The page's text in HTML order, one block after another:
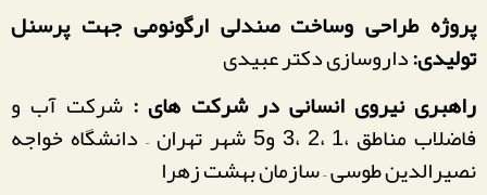
پروژه طراحی وساخت صندلی ارگونومی جهت پرسنل
تولیدی:داروسازی دکتر عبیدی
راهبری نیروی انسانی در شرکت های : شرکت آب و
فاضلاب مناطق ،1 ،2 ،3 و5 شهر تهران – دانشگاه خواجه
نصیرالدین طوسی – سازمان بهشت زهرا